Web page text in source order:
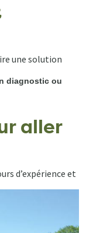
une solution
diagnostic ou
aller
d’expérience et